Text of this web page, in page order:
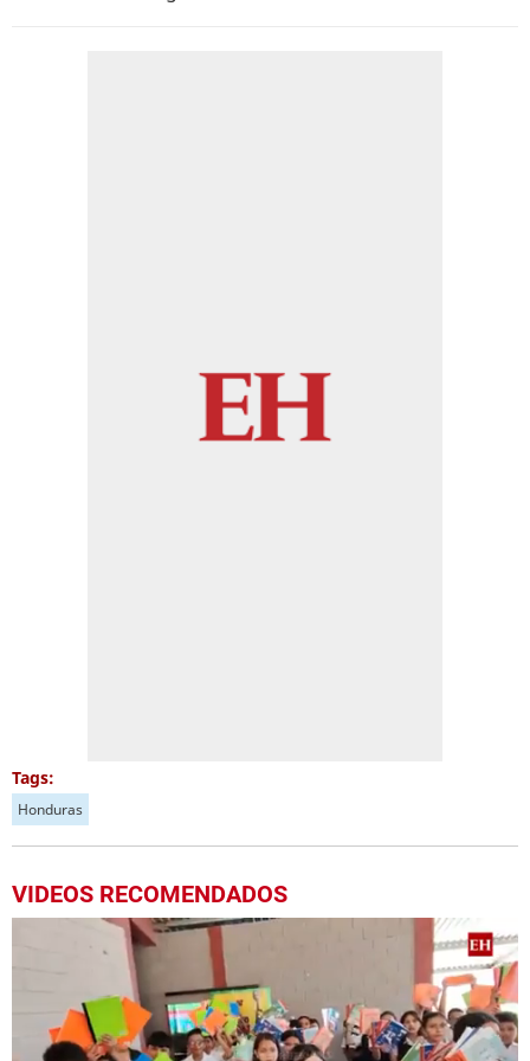
Tags:
Honduras
VIDEOS RECOMENDADOS